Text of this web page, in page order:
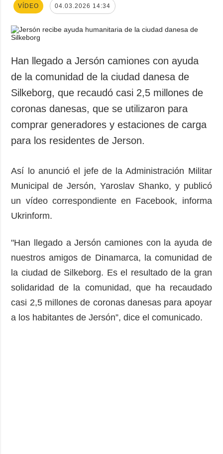
VÍDEO 04.03.2026 14:34
Han llegado a Jersón camiones con ayuda
de la comunidad de la ciudad danesa de
Silkeborg, que recaudó casi 2,5 millones de
coronas danesas, que se utilizaron para
comprar generadores y estaciones de carga
para los residentes de Jerson.
Así lo anunció el jefe de la Administración Militar
Municipal de Jersón, Yaroslav Shanko, y publicó
un vídeo correspondiente en Facebook, informa
Ukrinform.
"Han llegado a Jersón camiones con la ayuda de
nuestros amigos de Dinamarca, la comunidad de
la ciudad de Silkeborg. Es el resultado de la gran
solidaridad de la comunidad, que ha recaudado
casi 2,5 millones de coronas danesas para apoyar
a los habitantes de Jersón”, dice el comunicado.